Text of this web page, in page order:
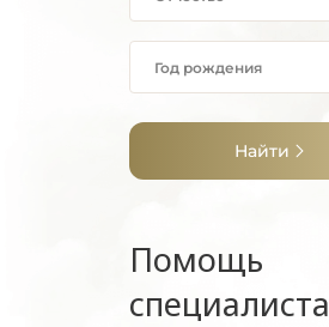
Найти
Помощь
специалиста